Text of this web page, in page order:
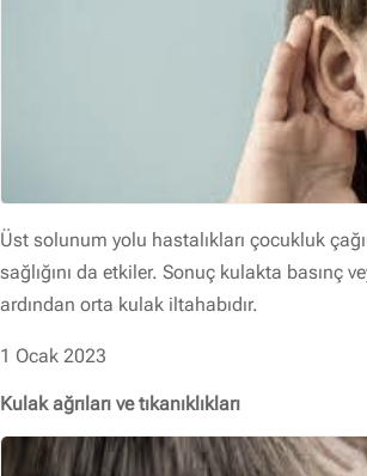
Üst solunum yolu hastalıkları çocukluk
sağlığını da etkiler. Sonuç kulakta basınç
ardından orta kulak iltahabıdır.
1 Ocak 2023
Kulak ağrıları ve tıkanıklıkları